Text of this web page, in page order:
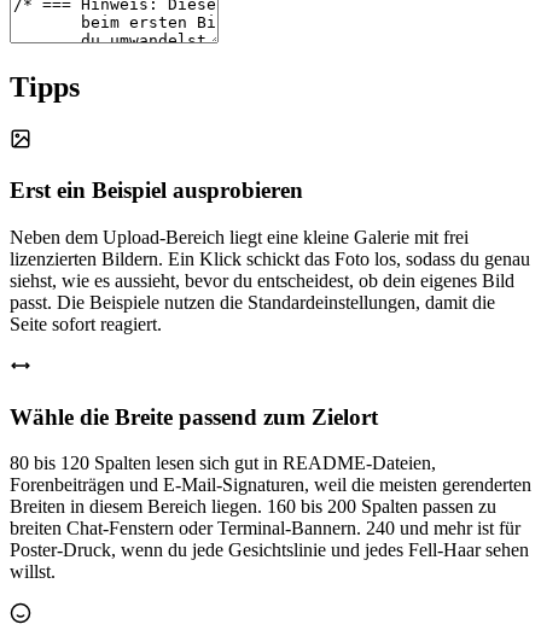
Tipps
Erst ein Beispiel ausprobieren
Neben dem Upload-Bereich liegt eine kleine Galerie mit frei
lizenzierten Bildern. Ein Klick schickt das Foto los, sodass du genau
siehst, wie es aussieht, bevor du entscheidest, ob dein eigenes Bild
passt. Die Beispiele nutzen die Standardeinstellungen, damit die
Seite sofort reagiert.
Wähle die Breite passend zum Zielort
80 bis 120 Spalten lesen sich gut in README-Dateien,
Forenbeiträgen und E-Mail-Signaturen, weil die meisten gerenderten
Breiten in diesem Bereich liegen. 160 bis 200 Spalten passen zu
breiten Chat-Fenstern oder Terminal-Bannern. 240 und mehr ist für
Poster-Druck, wenn du jede Gesichtslinie und jedes Fell-Haar sehen
willst.